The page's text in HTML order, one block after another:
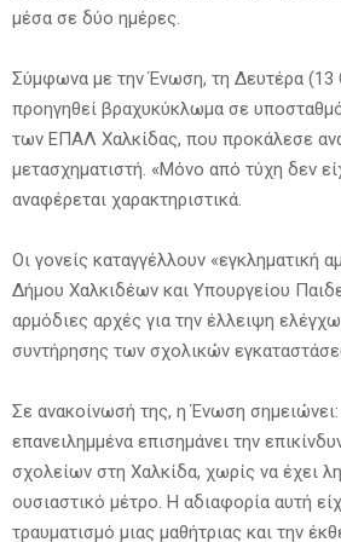
μέσα σε δύο ημέρες.
Σύμφωνα με την Ένωση, τη Δευτέρα (13
προηγηθεί βραχυκύκλωμα σε
των ΕΠΑΛ Χαλκίδας, που προκάλεσε
μετασχηματιστή. «Μόνο από τύχη δεν
αναφέρεται χαρακτηριστικά.
Οι γονείς καταγγέλλουν «εγκληματική
Δήμου Χαλκιδέων και Υπουργείου
αρμόδιες αρχές για την έλλειψη
συντήρησης των σχολικών
Σε ανακοίνωσή της, η Ένωση
επανειλημμένα επισημάνει την
σχολείων στη Χαλκίδα, χωρίς να έχει
ουσιαστικό μέτρο. Η αδιαφορία αυτή
τραυματισμό μιας μαθήτριας και την